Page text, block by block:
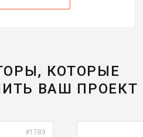
КОТОРЫЕ
ВАШ ПРОЕКТ
#1789